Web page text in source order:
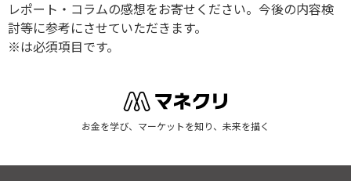
レポート・コラムの感想をお寄せください。今後の内容検
討等に参考にさせていただきます。
※は必須項目です。
お金を学び、マーケットを知り、未来を描く